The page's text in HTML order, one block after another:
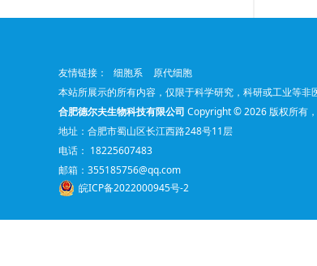
友情链接： 细胞系
原代细胞
本站所展示的所有内容，仅限于科学研究，科研或工业等非
合肥德尔夫生物科技有限公司 Copyright © 2026 版权所有
地址：合肥市蜀山区长江西路248号11层
电话： 18225607483
邮箱： 355185756@qq.com
皖ICP备2022000945号-2